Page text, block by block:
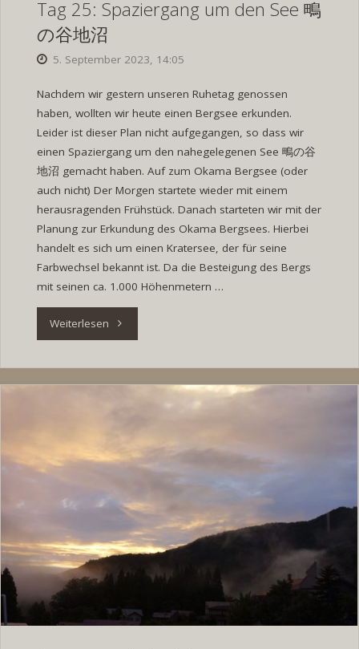
Tag 25: Spaziergang um den See 鴫
の谷地沼
5. September 2023, 14:05
Nachdem wir gestern unseren Ruhetag genossen
haben, wollten wir heute einen Bergsee erkunden.
Leider ist dieser Plan nicht aufgegangen, so dass wir
einen Spaziergang um den nahegelegenen See 鴫の谷
地沼 gemacht haben. Auf zum Okama Bergsee (oder
auch nicht) Der Morgen startete wieder mit einem
herausragenden Frühstück. Danach starteten wir mit der
Planung zur Erkundung des Okama Bergsees. Hierbei
handelt es sich um einen Kratersee, der für seine
Farbwechsel bekannt ist. Da die Besteigung des Bergs
mit seinen ca. 1.000 Höhenmetern …
Weiterlesen"Tag
Spaziergang
den
の
谷
地